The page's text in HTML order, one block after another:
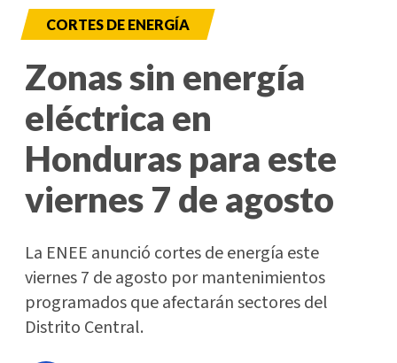
CORTES DE ENERGÍA
Zonas sin energía
eléctrica en
Honduras para este
viernes 7 de agosto
La ENEE anunció cortes de energía este
viernes 7 de agosto por mantenimientos
programados que afectarán sectores del
Distrito Central.